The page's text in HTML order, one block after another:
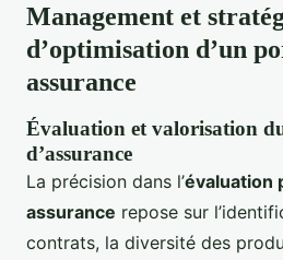
Management et
d’optimisation d’un
assurance
Évaluation et valorisation
d’assurance
La précision dans l’évaluation
assurance repose sur
contrats, la diversité des